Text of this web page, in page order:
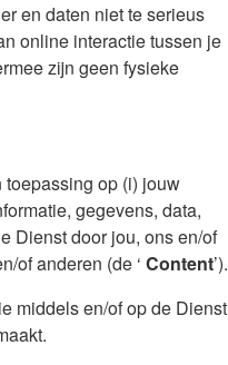
en daten niet te serieus
online interactie tussen je
zijn geen fysieke
op (i) jouw
gegevens, data,
Dienst door jou, ons en/of
of anderen (de ‘ Content’).
middels en/of op de Dienst